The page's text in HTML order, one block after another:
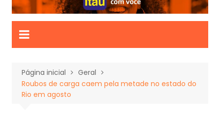
Página inicial
Geral
Roubos de carga caem pela metade no estado do
Rio em agosto